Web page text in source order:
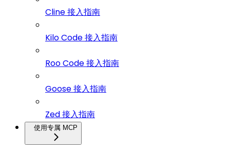
Cline 接入指南
Kilo Code 接入指南
Roo Code 接入指南
Goose 接入指南
Zed 接入指南
使用专属 MCP